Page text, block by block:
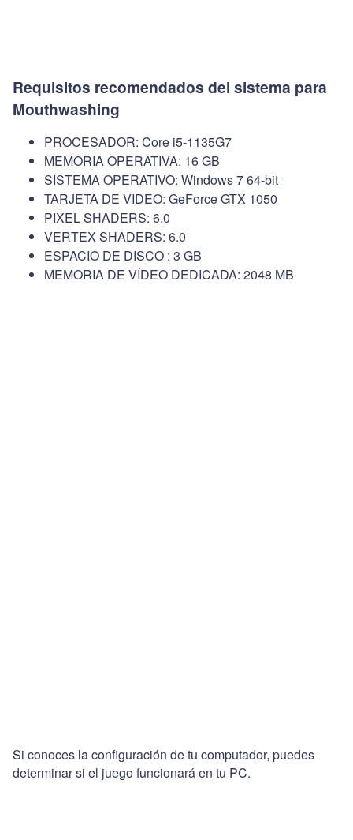
Requisitos recomendados del sistema para
Mouthwashing
PROCESADOR: Core i5-1135G7
MEMORIA OPERATIVA: 16 GB
SISTEMA OPERATIVO: Windows 7 64-bit
TARJETA DE VIDEO: GeForce GTX 1050
PIXEL SHADERS: 6.0
VERTEX SHADERS: 6.0
ESPACIO DE DISCO : 3 GB
MEMORIA DE VÍDEO DEDICADA: 2048 MB
Si conoces la configuración de tu computador, puedes
determinar si el juego funcionará en tu PC.